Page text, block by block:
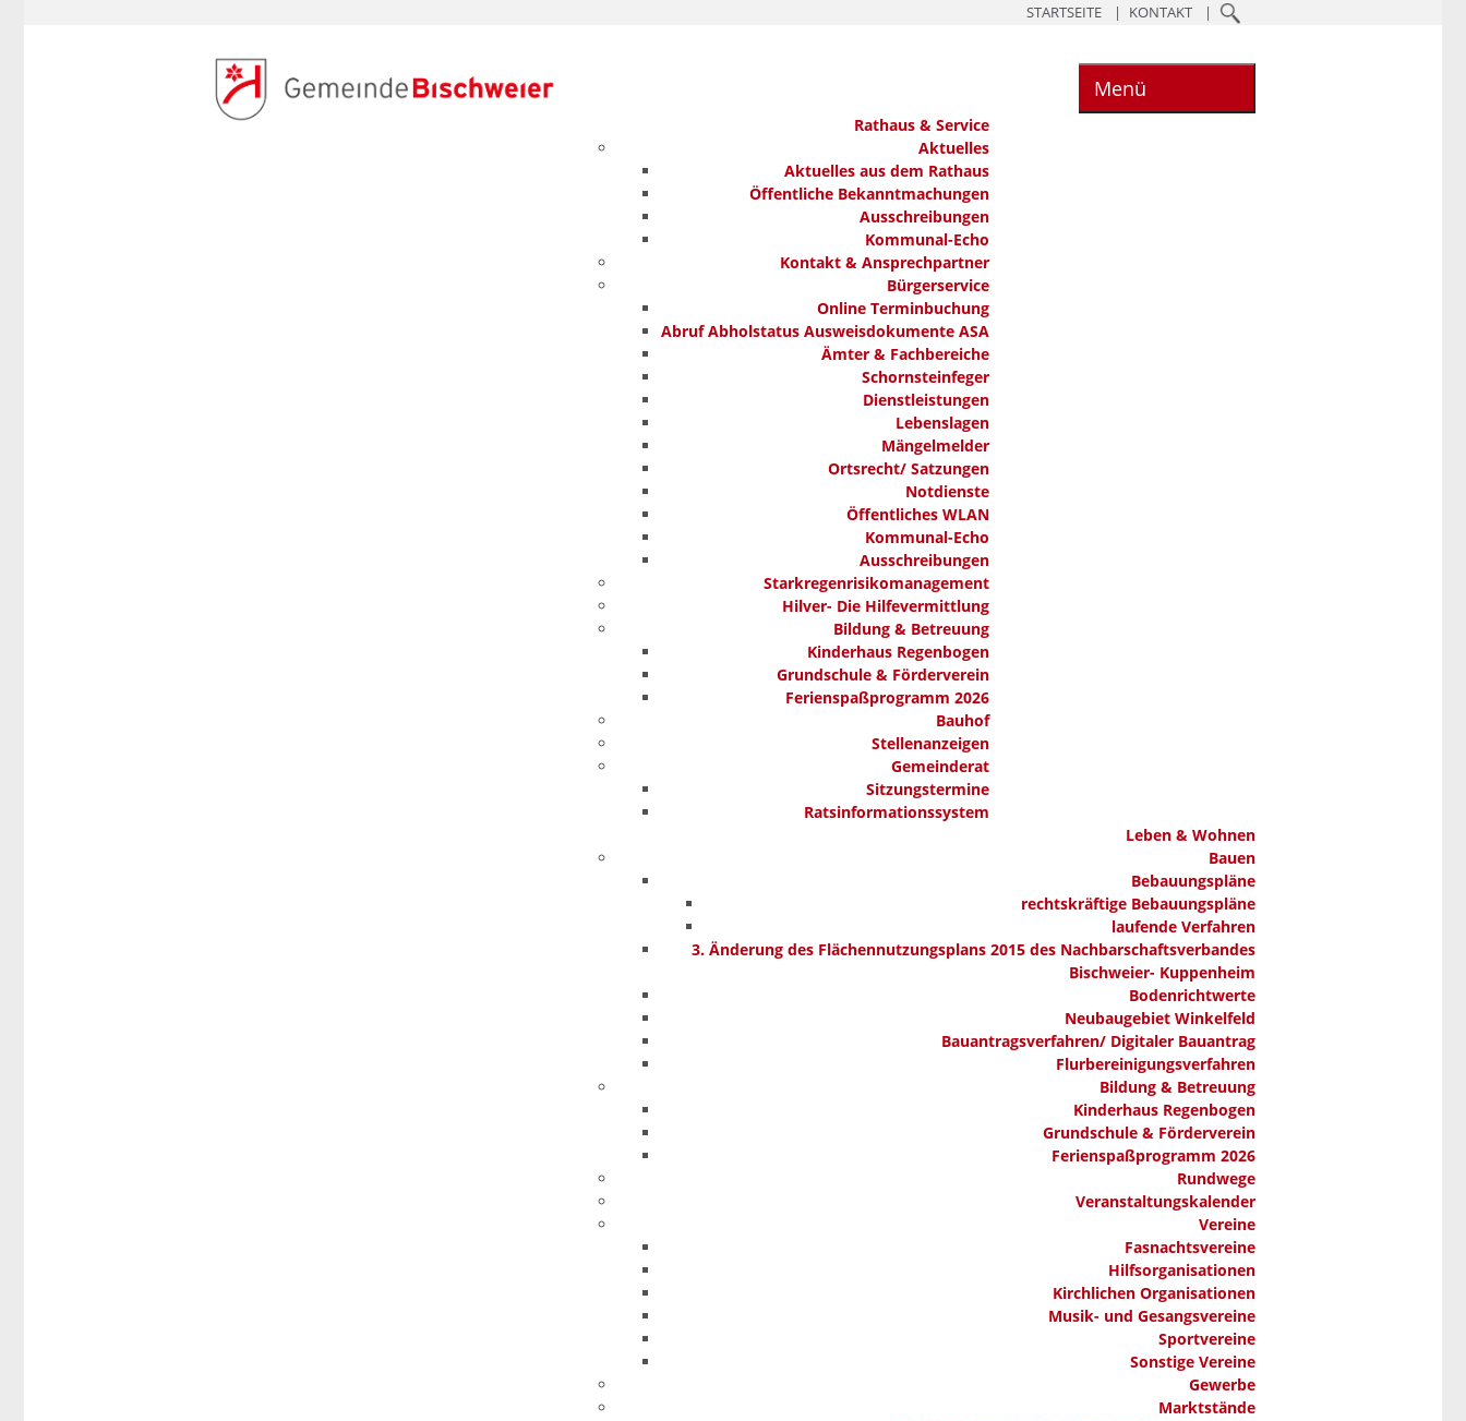
STARTSEITE KONTAKT
Menü
Rathaus & Service
Aktuelles
Aktuelles aus dem Rathaus
Öffentliche Bekanntmachungen
Ausschreibungen
Kommunal-Echo
Kontakt & Ansprechpartner
Bürgerservice
Online Terminbuchung
Abruf Abholstatus Ausweisdokumente ASA
Ämter & Fachbereiche
Schornsteinfeger
Dienstleistungen
Lebenslagen
Mängelmelder
Ortsrecht/ Satzungen
Notdienste
Öffentliches WLAN
Kommunal-Echo
Ausschreibungen
Starkregenrisikomanagement
Hilver- Die Hilfevermittlung
Bildung & Betreuung
Kinderhaus Regenbogen
Grundschule & Förderverein
Ferienspaßprogramm 2026
Bauhof
Stellenanzeigen
Gemeinderat
Sitzungstermine
Ratsinformationssystem
Leben & Wohnen
Bauen
Bebauungspläne
rechtskräftige Bebauungspläne
laufende Verfahren
3. Änderung des Flächennutzungsplans 2015 des Nachbarschaftsverbandes
Bischweier- Kuppenheim
Bodenrichtwerte
Neubaugebiet Winkelfeld
Bauantragsverfahren/ Digitaler Bauantrag
Flurbereinigungsverfahren
Bildung & Betreuung
Kinderhaus Regenbogen
Grundschule & Förderverein
Ferienspaßprogramm 2026
Rundwege
Veranstaltungskalender
Vereine
Fasnachtsvereine
Hilfsorganisationen
Kirchlichen Organisationen
Musik- und Gesangsvereine
Sportvereine
Sonstige Vereine
Gewerbe
Marktstände